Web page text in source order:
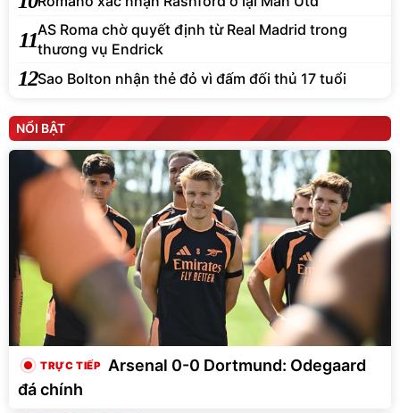
11AS Roma chờ quyết định từ Real Madrid trong
thương vụ Endrick
12Sao Bolton nhận thẻ đỏ vì đấm đối thủ 17 tuổi
NỔI BẬT
Arsenal 0-0 Dortmund: Odegaard
đá chính